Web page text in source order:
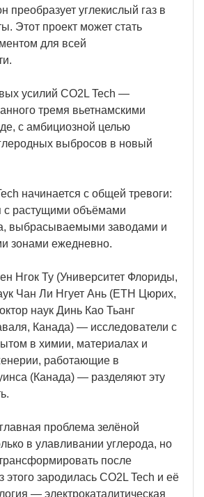
преобразует углекислый газ в
Этот проект может стать
для всей
усилий CO2L Tech —
тремя вьетнамскими
с амбициозной целью
выбросов в новый
начинается с общей тревоги:
с растущими объёмами
выбрасываемыми заводами и
зонами ежедневно.
Нгок Ту (Университет Флориды,
Чан Ли Нгует Ань (ETH Цюрих,
наук Динь Као Тьанг
Канада) — исследователи с
в химии, материалах и
работающие в
(Канада) — разделяют эту
проблема зелёной
в улавливании углерода, но
после
этого зародилась CO2L Tech и её
— электрокаталитическая